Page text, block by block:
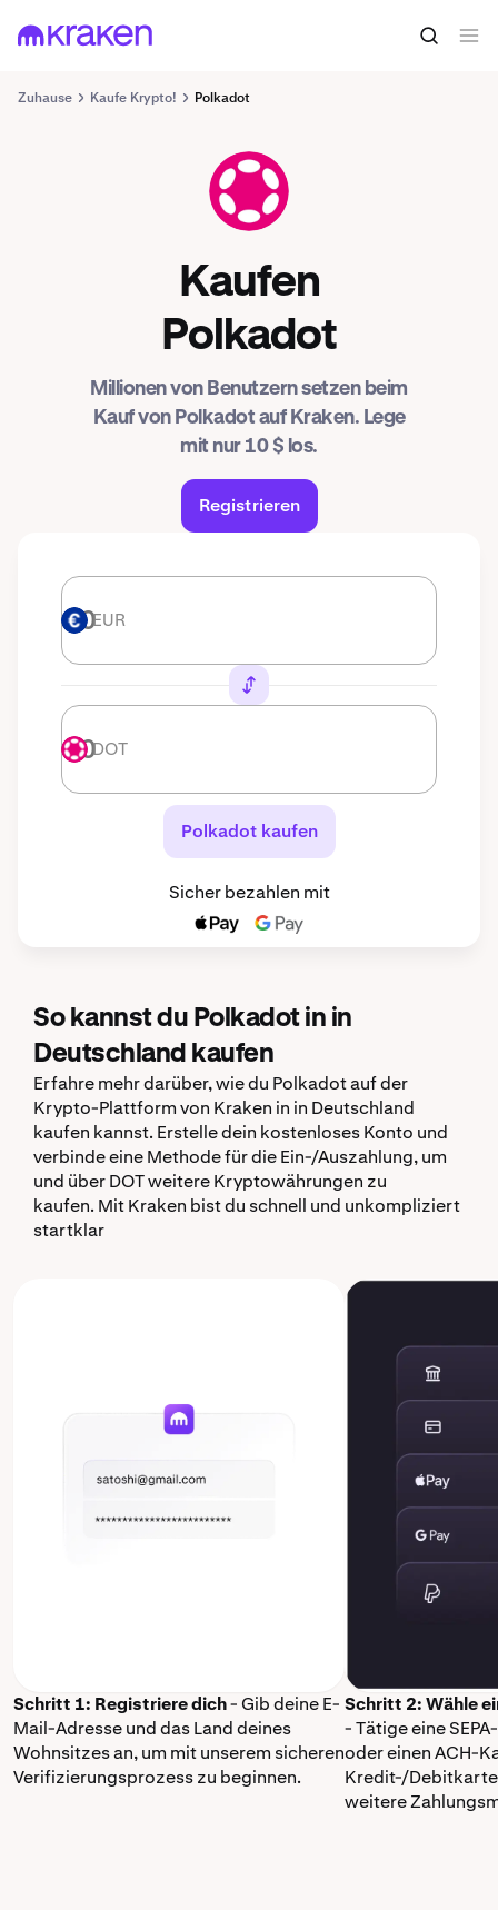
Zuhause Kaufe Krypto! Polkadot
Kaufen
Polkadot
Millionen von Benutzern setzen beim
Kauf von Polkadot auf Kraken. Lege
mit nur 10 $ los.
Registrieren
EUR EUR
DOT DOT
Polkadot kaufen
Sicher bezahlen mit
So kannst du Polkadot in in
Deutschland kaufen
Erfahre mehr darüber, wie du Polkadot auf der
Krypto-Plattform von Kraken in in Deutschland
kaufen kannst. Erstelle dein kostenloses Konto und
verbinde eine Methode für die Ein-/Auszahlung, um
und über DOT weitere Kryptowährungen zu
kaufen. Mit Kraken bist du schnell und unkompliziert
startklar
Schritt 1: Registriere dich- Gib deine E-
Mail-Adresse und das Land deines
Wohnsitzes an, um mit unserem sicheren
Verifizierungsprozess zu beginnen.
Schritt 2: Wähle
- Tätige eine
oder einen ACH-
Kredit-/
weitere